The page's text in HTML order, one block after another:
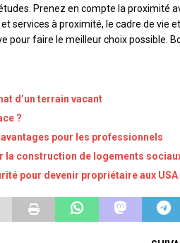
Prenez en compte la proximité
services à proximité, le cadre de vie
pour faire le meilleur choix possible.
d’un terrain vacant
?
pour les professionnels
construction de logements
pour devenir propriétaire aux USA